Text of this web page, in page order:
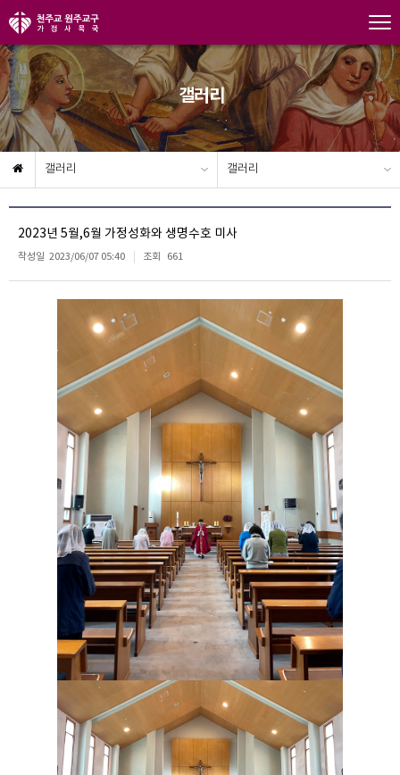
갤러리
갤러리 갤러리
2023년 5월,6월 가정성화와 생명수호 미사
작성일 2023/06/07 05:40 조회 661